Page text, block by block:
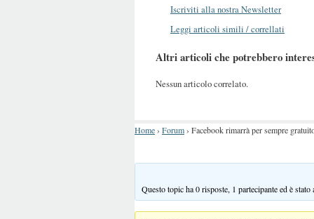
Iscriviti alla nostra Newsletter
Leggi articoli simili / correllati
Altri articoli che potrebbero
Nessun articolo correlato.
Home› Forum› Facebook rimarrà per sempre
Questo topic ha 0 risposte, 1 partecipante ed è